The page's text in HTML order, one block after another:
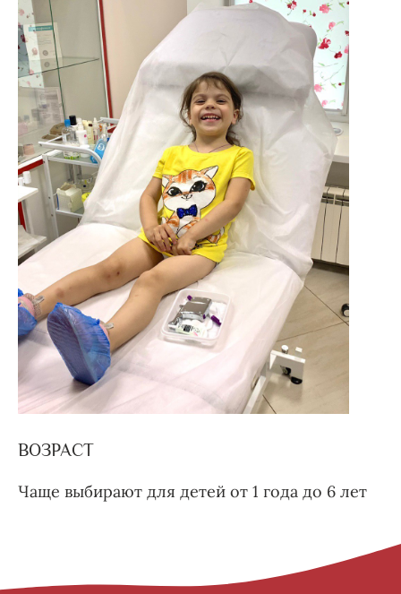
ВОЗРАСТ
Чаще выбирают для детей от 1 года до 6 лет